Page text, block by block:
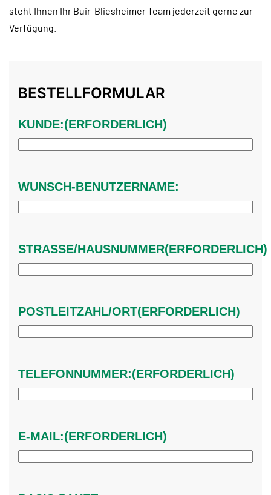
steht Ihnen Ihr Buir-Bliesheimer Team jederzeit gerne zur
Verfügung.
BESTELLFORMULAR
KUNDE:(ERFORDERLICH)
WUNSCH-BENUTZERNAME:
STRASSE/HAUSNUMMER (ERFORDERLICH)
POSTLEITZAHL/ORT(ERFORDERLICH)
TELEFONNUMMER:(ERFORDERLICH)
E-MAIL:(ERFORDERLICH)